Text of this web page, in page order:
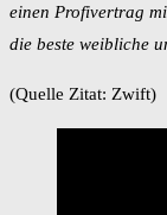
einen Profivertrag
die beste weibliche
(Quelle Zitat: Zwift)